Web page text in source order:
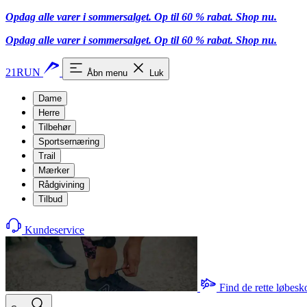
Opdag alle varer i sommersalget. Op til 60 % rabat. Shop nu.
Opdag alle varer i sommersalget. Op til 60 % rabat. Shop nu.
21RUN Åbn menu Luk
Dame
Herre
Tilbehør
Sportsernæring
Trail
Mærker
Rådgivining
Tilbud
Kundeservice
Find de rette